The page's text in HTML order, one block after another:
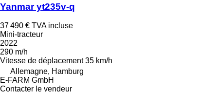
Yanmar yt235v-q
37 490 € TVA incluse
Mini-tracteur
2022
290 m/h
Vitesse de déplacement 35 km/h
Allemagne, Hamburg
E-FARM GmbH
Contacter le vendeur